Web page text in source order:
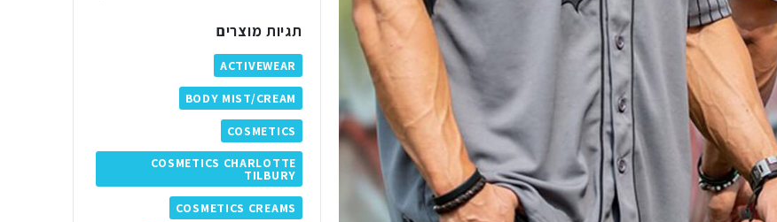
תגיות מוצרים
ACTIVEWEAR
BODY MIST/CREAM
COSMETICS
COSMETICS CHARLOTTE
TILBURY
COSMETICS CREAMS